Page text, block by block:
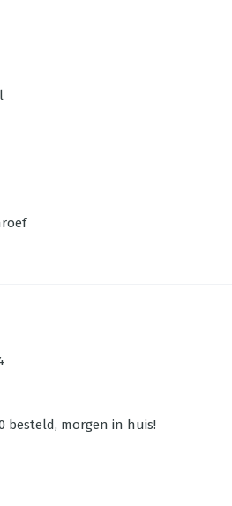
besteld, morgen in huis!